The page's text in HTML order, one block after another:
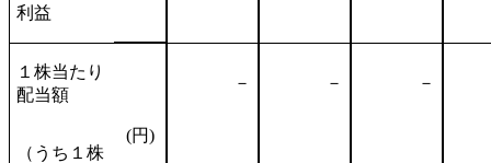
利益
１株当たり
配当額
(円)
－ － －
（うち１株